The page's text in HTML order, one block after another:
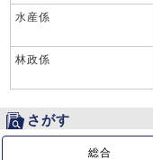
水産係
林政係
さがす
総合